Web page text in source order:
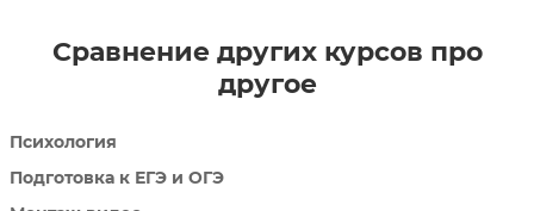
Сравнение других курсов про
другое
Психология
Подготовка к ЕГЭ и ОГЭ